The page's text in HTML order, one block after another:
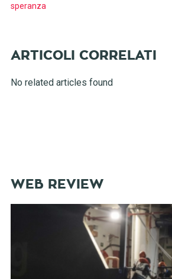
speranza
No related articles found
WEB REVIEW